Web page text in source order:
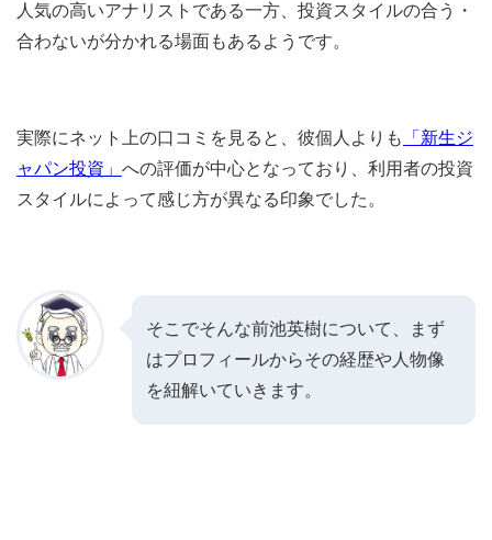
人気の高いアナリストである一方、投資スタイルの合う・
合わないが分かれる場面もあるようです。
実際にネット上の口コミを見ると、彼個人よりも
「新生ジ
ャパン投資」 への評価が中心となっており、利用者の投資
スタイルによって感じ方が異なる印象でした。
そこでそんな前池英樹について、まず
はプロフィールからその経歴や人物像
を紐解いていきます。